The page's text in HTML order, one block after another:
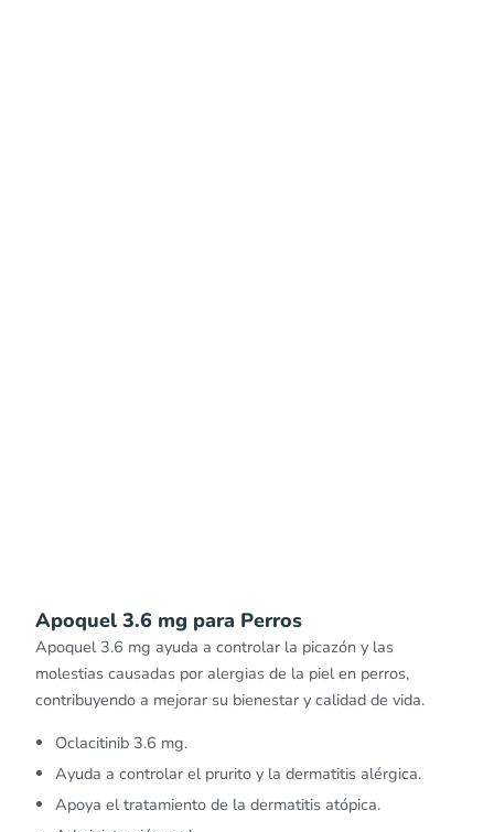
Apoquel 3.6 mg para Perros
Apoquel 3.6 mg ayuda a controlar la picazón y las
molestias causadas por alergias de la piel en perros,
contribuyendo a mejorar su bienestar y calidad de vida.
Oclacitinib 3.6 mg.
Ayuda a controlar el prurito y la dermatitis alérgica.
Apoya el tratamiento de la dermatitis atópica.